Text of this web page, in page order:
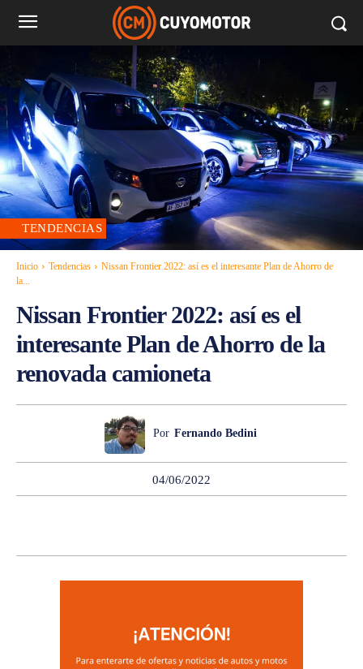
TENDENCIAS
Inicio Tendencias
Nissan Frontier 2022: así es el interesante Plan de Ahorro de
la...
Nissan Frontier 2022: así es el
interesante Plan de Ahorro de la
renovada camioneta
Por Fernando Bedini
04/06/2022